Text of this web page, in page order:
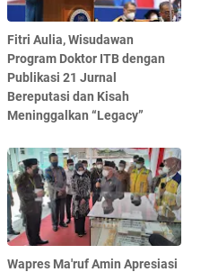
Fitri Aulia, Wisudawan
Program Doktor ITB dengan
Publikasi 21 Jurnal
Bereputasi dan Kisah
Meninggalkan “Legacy”
Wapres Ma'ruf Amin Apresiasi